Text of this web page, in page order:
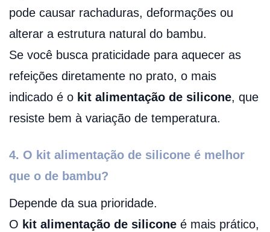
pode causar rachaduras, deformações ou
alterar a estrutura natural do bambu.
Se você busca praticidade para aquecer as
refeições diretamente no prato, o mais
indicado é o kit alimentação de silicone, que
resiste bem à variação de temperatura.
4. O kit alimentação de silicone é melhor
que o de bambu?
Depende da sua prioridade.
O kit alimentação de silicone é mais prático,